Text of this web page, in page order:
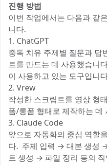
진행 방법
이번 작업에서는 다음과 같
니다.
1. ChatGPT
중독 치유 주제별 질문과 답
트를 만드는 데 사용했습니
이 사용하고 있는 도구입니
2. Vrew
작성한 스크립트를 영상 형
폼/롱폼 형태로 제작하는 데
3. Claude Code
앞으로 자동화의 중심 역할
다. 주제 입력 → 대본 생성
트 생성 → 파일 정리 등의